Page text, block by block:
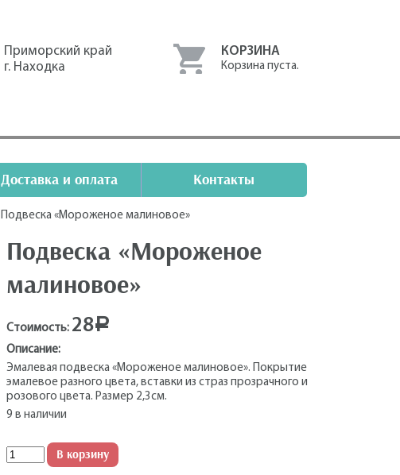
Приморский край
г. Находка
КОРЗИНА
Корзина пуста.
Доставка и оплата Контакты
Подвеска «Мороженое малиновое»
Подвеска «Мороженое
малиновое»
Стоимость: 28Р
Описание:
Эмалевая подвеска «Мороженое малиновое». Покрытие
эмалевое разного цвета, вставки из страз прозрачного и
розового цвета. Размер 2,3см.
9 в наличии
КоличествоВ корзину